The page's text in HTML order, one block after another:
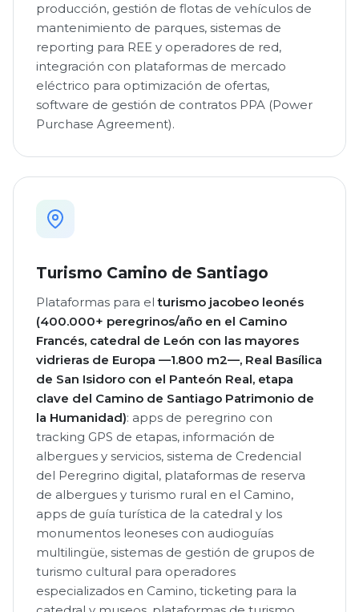
producción, gestión de flotas de vehículos de
mantenimiento de parques, sistemas de
reporting para REE y operadores de red,
integración con plataformas de mercado
eléctrico para optimización de ofertas,
software de gestión de contratos PPA (Power
Purchase Agreement).
Turismo Camino de Santiago
Plataformas para elturismo jacobeo leonés
(400.000+ peregrinos/año en el Camino
Francés, catedral de León con las mayores
vidrieras de Europa —1.800 m2—, Real Basílica
de San Isidoro con el Panteón Real, etapa
clave del Camino de Santiago Patrimonio de
la Humanidad): apps de peregrino con
tracking GPS de etapas, información de
albergues y servicios, sistema de Credencial
del Peregrino digital, plataformas de reserva
de albergues y turismo rural en el Camino,
apps de guía turística de la catedral y los
monumentos leoneses con audioguías
multilingüe, sistemas de gestión de grupos de
turismo cultural para operadores
especializados en Camino, ticketing para la